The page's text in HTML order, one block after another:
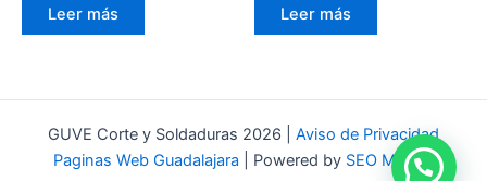
Leer más Leer más
GUVE Corte y Soldaduras 2026 | Aviso de Privacidad
Paginas Web Guadalajara | Powered by SEO México